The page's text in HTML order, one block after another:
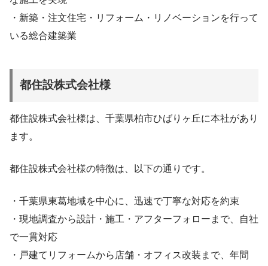
・新築・注文住宅・リフォーム・リノベーションを行って
いる総合建築業
都住設株式会社様
都住設株式会社様は、千葉県柏市ひばりヶ丘に本社があり
ます。
都住設株式会社様の特徴は、以下の通りです。
・千葉県東葛地域を中心に、迅速で丁寧な対応を約束
・現地調査から設計・施工・アフターフォローまで、自社
で一貫対応
・戸建てリフォームから店舗・オフィス改装まで、年間